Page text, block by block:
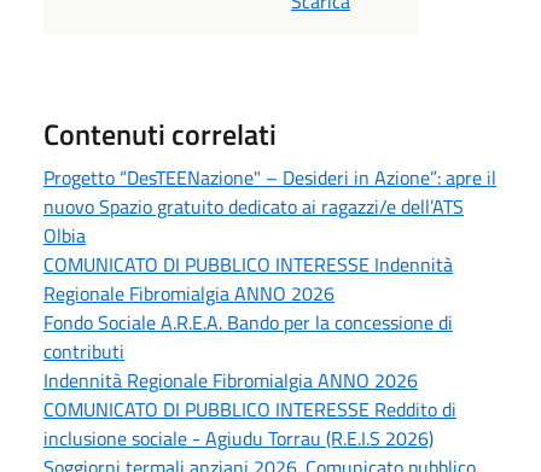
Contenuti correlati
Progetto “DesTEENazione" – Desideri in Azione”: apre il
nuovo Spazio gratuito dedicato ai ragazzi/e dell’ATS
Olbia
COMUNICATO DI PUBBLICO INTERESSE Indennità
Regionale Fibromialgia ANNO 2026
Fondo Sociale A.R.E.A. Bando per la concessione di
contributi
Indennità Regionale Fibromialgia ANNO 2026
COMUNICATO DI PUBBLICO INTERESSE Reddito di
inclusione sociale - Agiudu Torrau (R.E.I.S 2026)